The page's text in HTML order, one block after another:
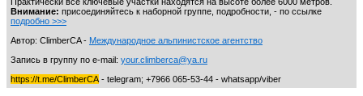
Внимание: присоединяйтесь к наборной группе, подробности, - по ссылке
подробно >>>
Автор: ClimberCA - Международное альпинистское агентство
Запись в группу по e-mail: your.climberca@ya.ru
https://t.me/ClimberCA - telegram; +7966 065-53-44 - whatsapp/viber